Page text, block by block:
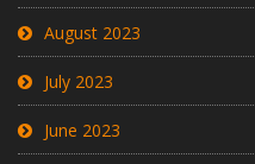
August 2023
July 2023
June 2023